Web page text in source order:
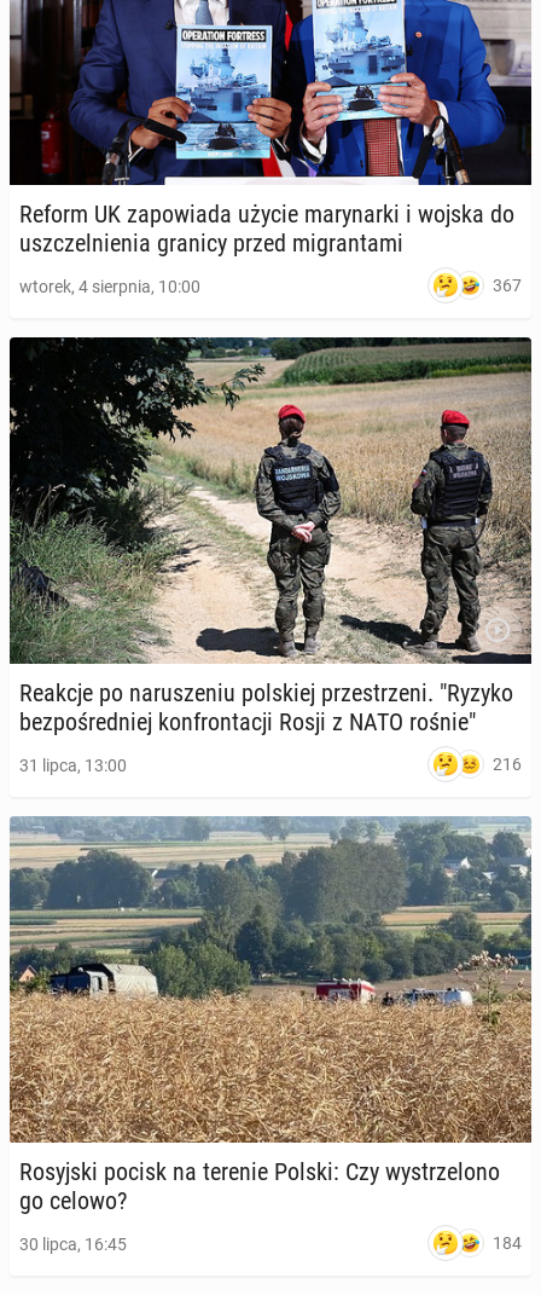
Reform UK za­po­wia­da użycie ma­ry­nar­ki i wojska do
uszczel­nie­nia granicy przed mi­gran­ta­mi
wtorek, 4 sierpnia, 10:00 367
Reakcje po na­ru­sze­niu pol­skiej prze­strze­ni. "Ryzyko
bez­po­śred­niej kon­fron­ta­cji Rosji z NATO rośnie"
31 lipca, 13:00 216
Ro­syj­ski pocisk na terenie Polski: Czy wy­strze­lo­no
go celowo?
30 lipca, 16:45 184